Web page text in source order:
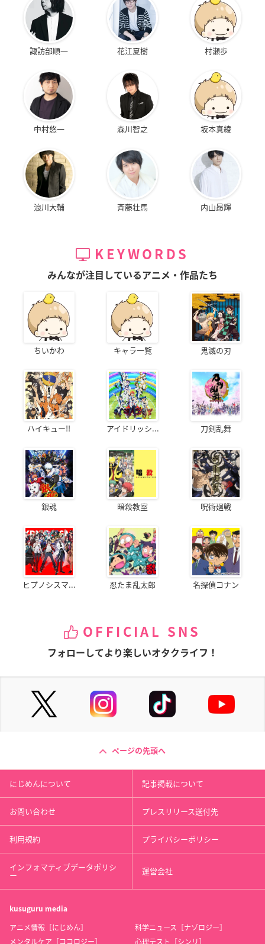
諏訪部順一 花江夏樹 村瀬歩
中村悠一 森川智之 坂本真綾
浪川大輔 斉藤壮馬 内山昂輝
KEYWORDS
みんなが注目しているアニメ・作品たち
ちいかわ キャラ一覧 鬼滅の刃
ハイキュー!! アイドリッシ... 刀剣乱舞
銀魂 暗殺教室 呪術廻戦
ヒプノシスマ... 忍たま乱太郎 名探偵コナン
OFFICIAL SNS
フォローしてより楽しいオタクライフ！
ページの先頭へ
にじめんについて 記事掲載について
お問い合わせ プレスリリース送付先
利用規約 プライバシーポリシー
インフォマティブデータポリシ
ー 運営会社
kusuguru media
アニメ情報［にじめん］
科学ニュース［ナゾロジー］
メンタルケア［ココロジー］
心理テスト［シンリ］